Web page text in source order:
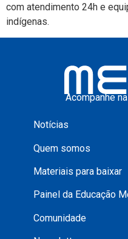
com atendimento 24h e
indígenas.
Acompanhe
Notícias
Quem somos
Materiais para baixar
Painel da Educação
Comunidade